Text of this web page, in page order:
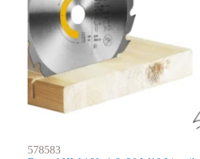
578583